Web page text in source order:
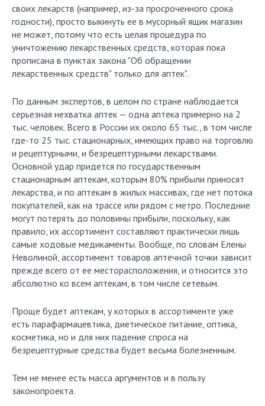
своих лекарств (например, из-за просроченного срока
годности), просто выкинуть ее в мусорный ящик магазин
не может, потому что есть целая процедура по
уничтожению лекарственных средств, которая пока
прописана в пунктах закона "Об обращении
лекарственных средств" только для аптек".
По данным экспертов, в целом по стране наблюдается
серьезная нехватка аптек — одна аптека примерно на 2
тыс. человек. Всего в России их около 65 тыс., в том числе
где-то 25 тыс. стационарных, имеющих право на торговлю
и рецептурными, и безрецептурными лекарствами.
Основной удар придется по государственным
стационарным аптекам, которым 80% прибыли приносят
лекарства, и по аптекам в жилых массивах, где нет потока
покупателей, как на трассе или рядом с метро. Последние
могут потерять до половины прибыли, поскольку, как
правило, их ассортимент составляют практически лишь
самые ходовые медикаменты. Вообще, по словам Елены
Неволиной, ассортимент товаров аптечной точки зависит
прежде всего от ее месторасположения, и относится это
абсолютно ко всем аптекам, в том числе сетевым.
Проще будет аптекам, у которых в ассортименте уже
есть парафармацевтика, диетическое питание, оптика,
косметика, но и для них падение спроса на
безрецептурные средства будет весьма болезненным.
Тем не менее есть масса аргументов и в пользу
законопроекта.